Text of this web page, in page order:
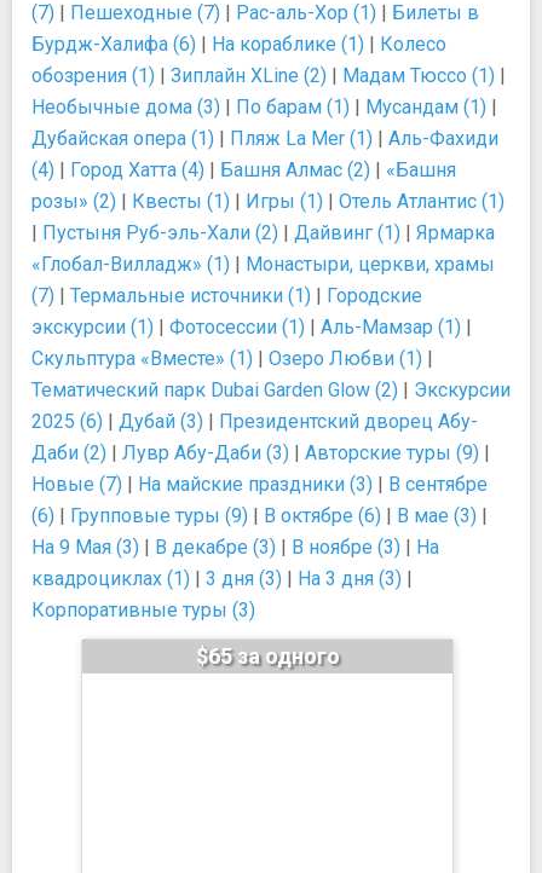
(7) | Пешеходные (7) | Рас-аль-Хор (1) | Билеты в
Бурдж-Халифа (6) | На кораблике (1) | Колесо
обозрения (1) | Зиплайн XLine (2) | Мадам Тюссо (1) |
Необычные дома (3) | По барам (1) | Мусандам (1) |
Дубайская опера (1) | Пляж La Mer (1) | Аль-Фахиди
(4) | Город Хатта (4) | Башня Алмас (2) | «Башня
розы» (2) | Квесты (1) | Игры (1) | Отель Атлантис (1)
| Пустыня Руб-эль-Хали (2) | Дайвинг (1) | Ярмарка
«Глобал-Вилладж» (1) | Монастыри, церкви, храмы
(7) | Термальные источники (1) | Городские
экскурсии (1) | Фотосессии (1) | Аль-Мамзар (1) |
Скульптура «Вместе» (1) | Озеро Любви (1) |
Тематический парк Dubai Garden Glow (2) | Экскурсии
2025 (6) | Дубай (3) | Президентский дворец Абу-
Даби (2) | Лувр Абу-Даби (3) | Авторские туры (9) |
Новые (7) | На майские праздники (3) | В сентябре
(6) | Групповые туры (9) | В октябре (6) | В мае (3) |
На 9 Мая (3) | В декабре (3) | В ноябре (3) | На
квадроциклах (1) | 3 дня (3) | На 3 дня (3) |
Корпоративные туры (3)
$65 за одного